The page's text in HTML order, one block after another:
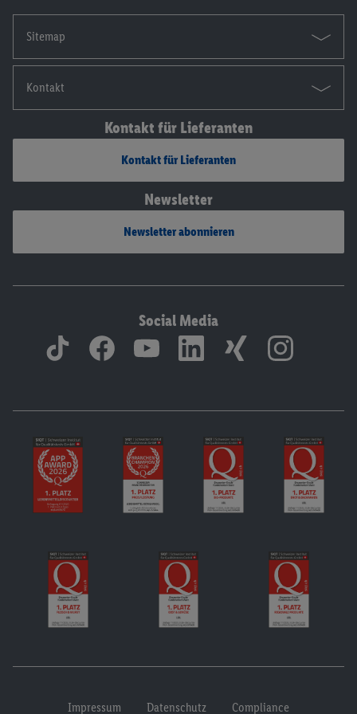
Sitemap
Kontakt
Kontakt für Lieferanten
Kontakt für Lieferanten
Newsletter
Newsletter abonnieren
Social Media
Impressum Datenschutz Compliance